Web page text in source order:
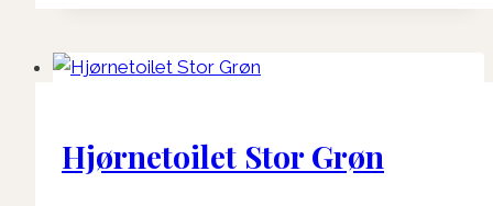
Hjørnetoilet Stor Grøn